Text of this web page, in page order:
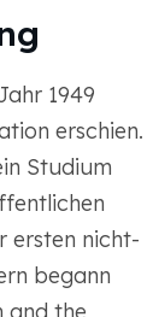
1949
erschien.
Studium
ersten nicht-
begann